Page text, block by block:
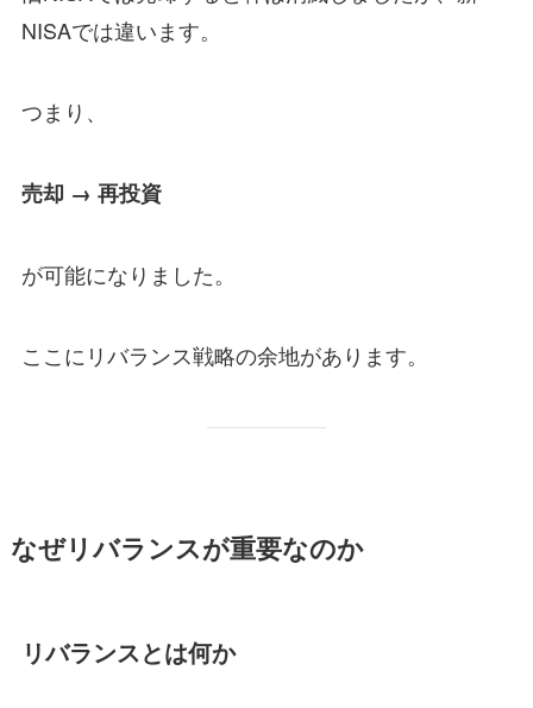
NISAでは違います。
つまり、
売却 → 再投資
が可能になりました。
ここにリバランス戦略の余地があります。
なぜリバランスが重要なのか
リバランスとは何か